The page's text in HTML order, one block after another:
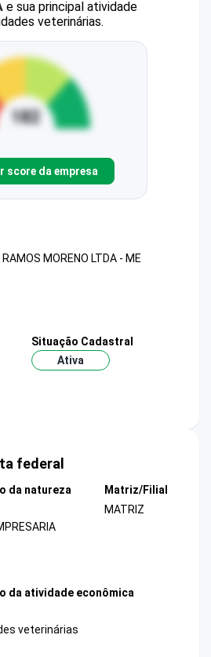
e sua principal atividade
veterinárias.
score da empresa
MORENO LTDA - ME
Situação Cadastral
Ativa
federal
da natureza
Matriz/Filial
MATRIZ
da atividade econômica
veterinárias